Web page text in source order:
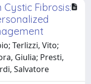
Fibrosis:
Terlizzi, Vito;
Giulia; Presti,
Salvatore